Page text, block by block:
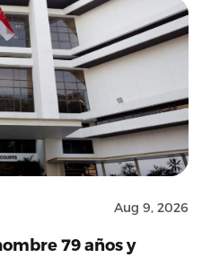
Aug 9, 2026
79 años y